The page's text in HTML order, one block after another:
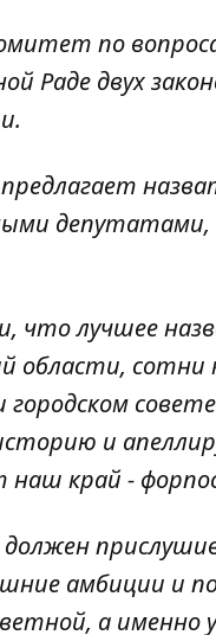
по
Раде двух
депутатами,
что лучшее
области, сотни
и
край -
амбиции и
а именно